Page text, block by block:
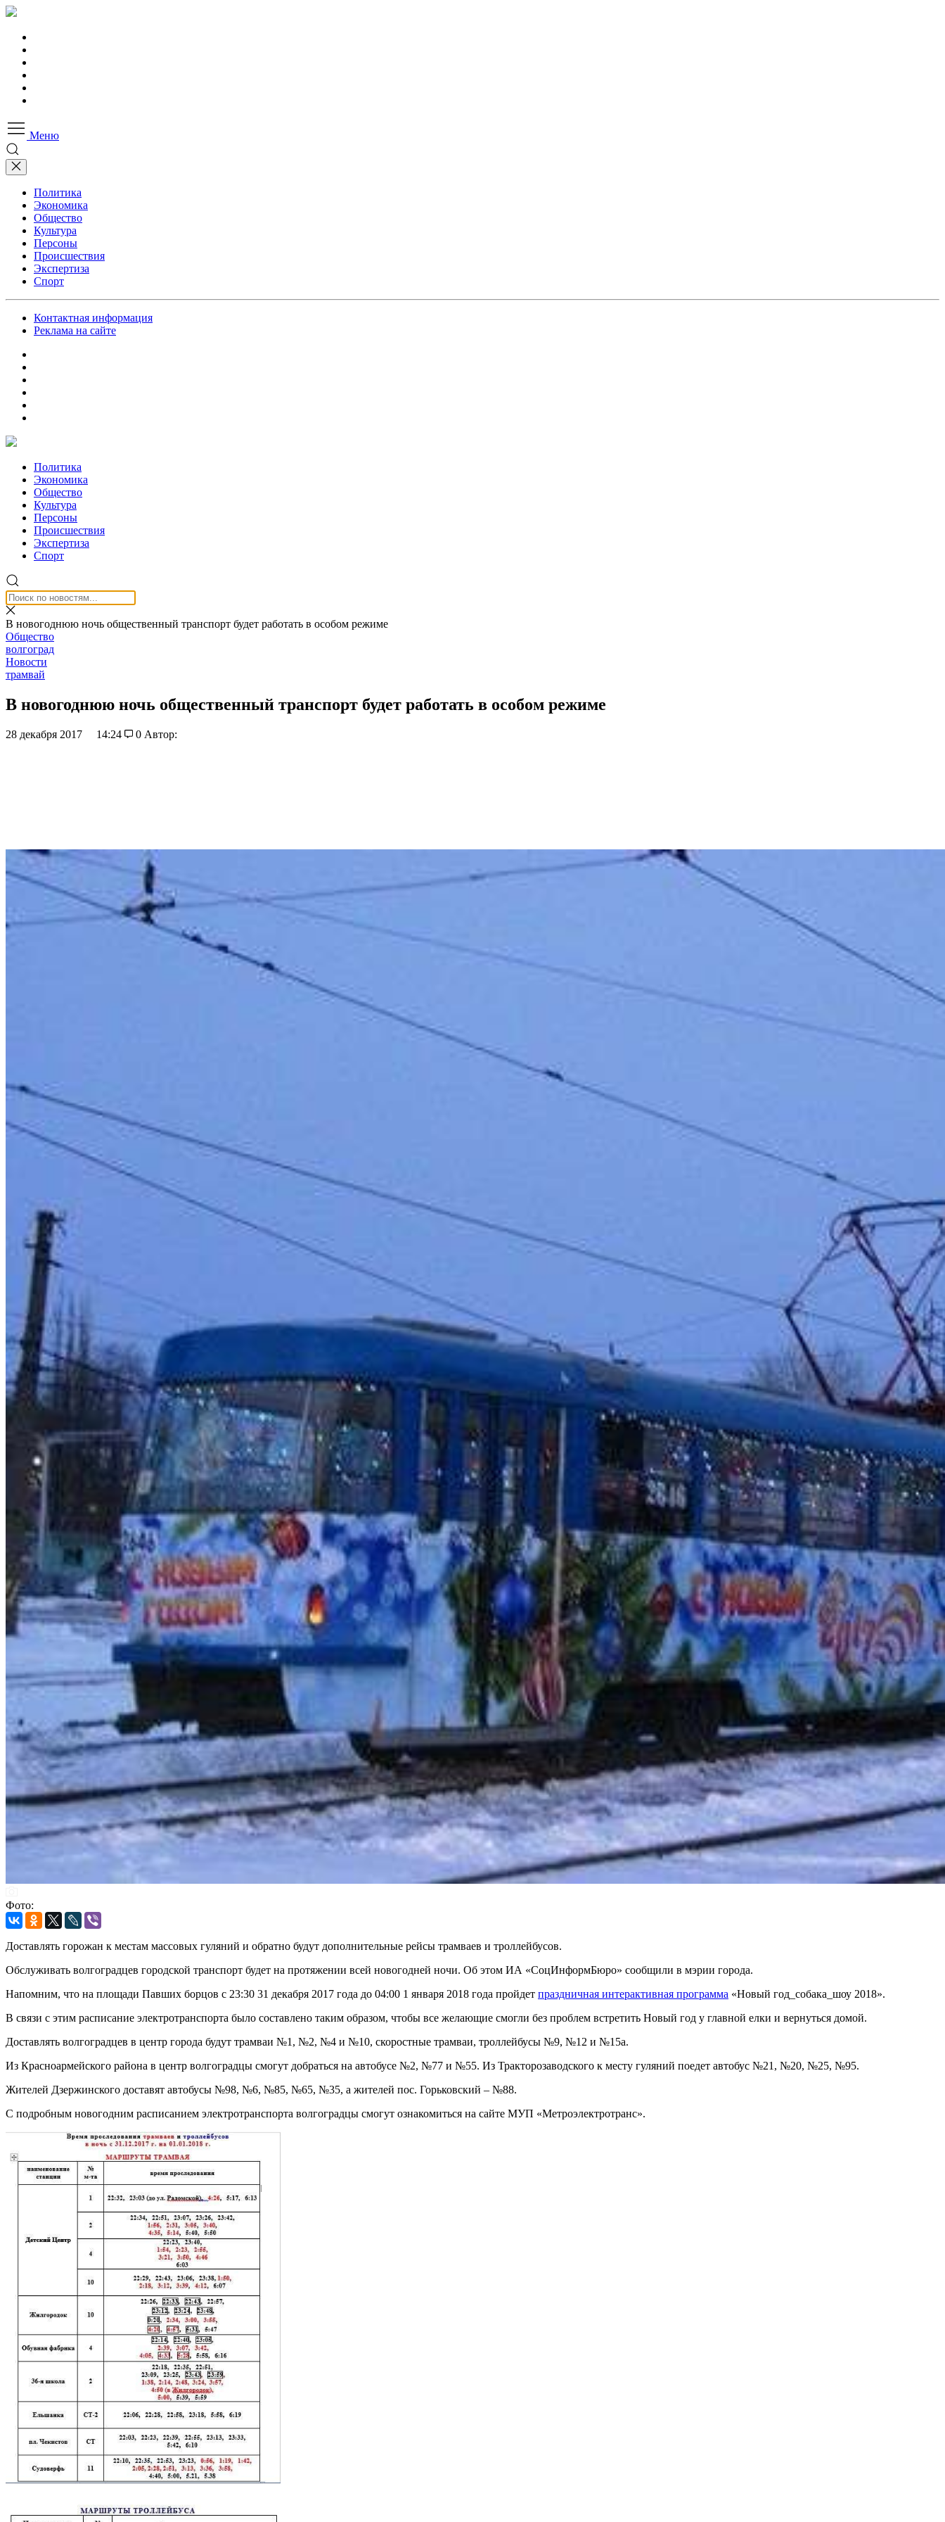
Меню
Политика
Экономика
Общество
Культура
Персоны
Происшествия
Экспертиза
Спорт
Контактная информация
Реклама на сайте
Политика
Экономика
Общество
Культура
Персоны
Происшествия
Экспертиза
Спорт
В новогоднюю ночь общественный транспорт будет работать в особом режиме
Общество
волгоград
Новости
трамвай
В новогоднюю ночь общественный транспорт будет работать в особом режиме
28 декабря 2017 14:24 0 Автор:
Фото:
Доставлять горожан к местам массовых гуляний и обратно будут дополнительные рейсы трамваев и троллейбусов.
Обслуживать волгоградцев городской транспорт будет на протяжении всей новогодней ночи. Об этом ИА «СоцИнформБюро» сообщили в мэрии города.
Напомним, что на площади Павших борцов с 23:30 31 декабря 2017 года до 04:00 1 января 2018 года пройдет праздничная интерактивная программа «Новый год_собака_шоу 2018».
В связи с этим расписание электротранспорта было составлено таким образом, чтобы все желающие смогли без проблем встретить Новый год у главной елки и вернуться домой.
Доставлять волгоградцев в центр города будут трамваи №1, №2, №4 и №10, скоростные трамваи, троллейбусы №9, №12 и №15а.
Из Красноармейского района в центр волгоградцы смогут добраться на автобусе №2, №77 и №55. Из Тракторозаводского к месту гуляний поедет автобус №21, №20, №25, №95.
Жителей Дзержинского доставят автобусы №98, №6, №85, №65, №35, а жителей пос. Горьковский – №88.
С подробным новогодним расписанием электротранспорта волгоградцы смогут ознакомиться на сайте МУП «Метроэлектротранс».